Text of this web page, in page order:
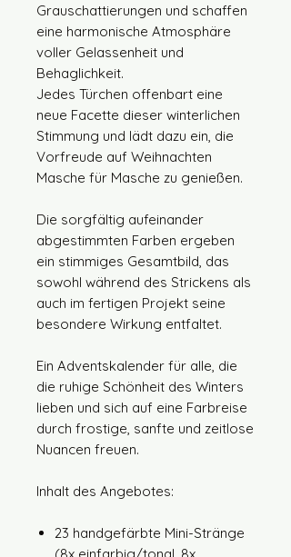
Grauschattierungen und schaffen
eine harmonische Atmosphäre
voller Gelassenheit und
Behaglichkeit.
Jedes Türchen offenbart eine
neue Facette dieser winterlichen
Stimmung und lädt dazu ein, die
Vorfreude auf Weihnachten
Masche für Masche zu genießen.
Die sorgfältig aufeinander
abgestimmten Farben ergeben
ein stimmiges Gesamtbild, das
sowohl während des Strickens als
auch im fertigen Projekt seine
besondere Wirkung entfaltet.
Ein Adventskalender für alle, die
die ruhige Schönheit des Winters
lieben und sich auf eine Farbreise
durch frostige, sanfte und zeitlose
Nuancen freuen.
Inhalt des Angebotes:
23 handgefärbte Mini-Stränge